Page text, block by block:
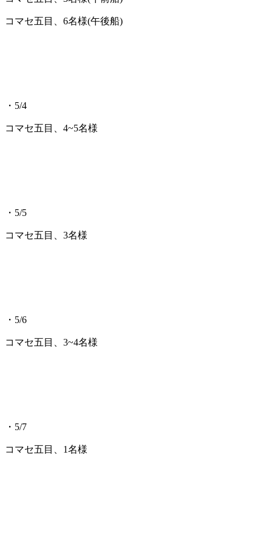
コマセ五目、6名様(午後船)
・5/4
コマセ五目、4~5名様
・5/5
コマセ五目、3名様
・5/6
コマセ五目、3~4名様
・5/7
コマセ五目、1名様